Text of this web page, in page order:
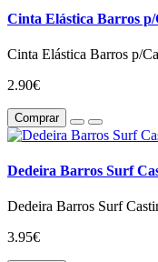
Cinta Elástica Barros p/
Cinta Elástica Barros p/
2.90€
Comprar
Dedeira Barros Surf
Dedeira Barros Surf
3.95€